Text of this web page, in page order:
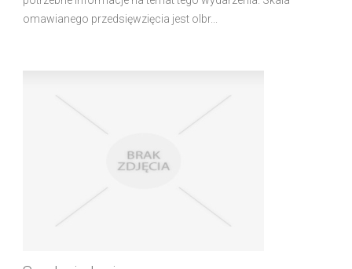
omawianego przedsięwzięcia jest olbr...